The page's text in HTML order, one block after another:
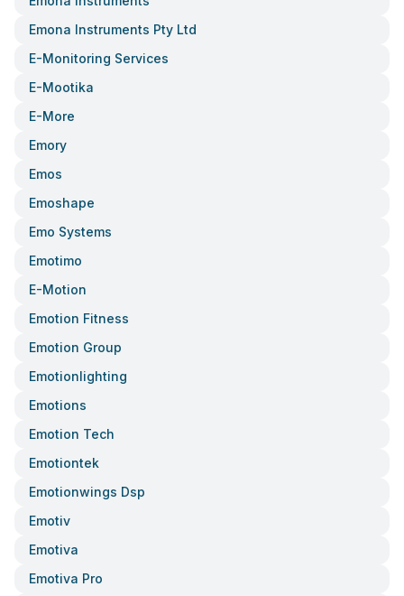
Emona Instruments Pty Ltd
E-Monitoring Services
E-Mootika
E-More
Emory
Emos
Emoshape
Emo Systems
Emotimo
E-Motion
Emotion Fitness
Emotion Group
Emotionlighting
Emotions
Emotion Tech
Emotiontek
Emotionwings Dsp
Emotiv
Emotiva
Emotiva Pro